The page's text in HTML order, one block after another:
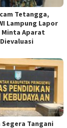
Tetangga,
Lampung Lapor
Minta Aparat
Segera Tangani